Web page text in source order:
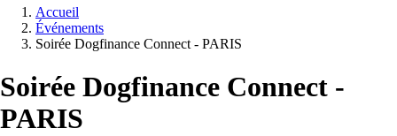
d'Ariane
Accueil
Événements
Soirée Dogfinance Connect - PARIS
Soirée Dogfinance Connect -
PARIS